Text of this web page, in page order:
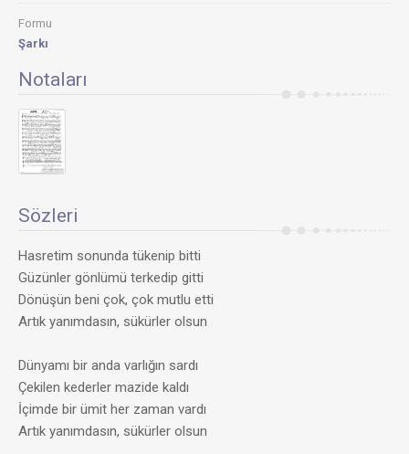
Formu
Şarkı
Notaları
Sözleri
Hasretim sonunda tükenip bitti
Güzünler gönlümü terkedip gitti
Dönüşün beni çok, çok mutlu etti
Artık yanımdasın, sükürler olsun
Dünyamı bir anda varlığın sardı
Çekilen kederler mazide kaldı
İçimde bir ümit her zaman vardı
Artık yanımdasın, sükürler olsun